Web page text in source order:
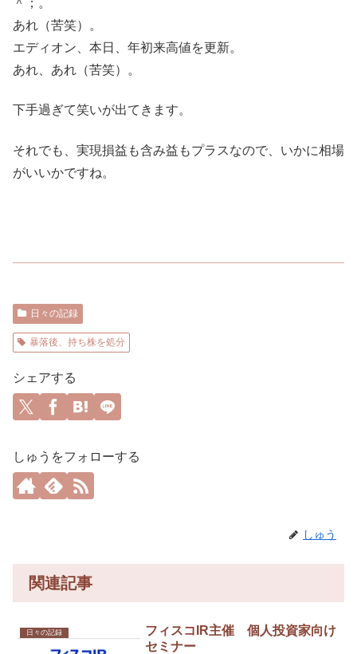
＾；。
あれ（苦笑）。
エディオン、本日、年初来高値を更新。
あれ、あれ（苦笑）。
下手過ぎて笑いが出てきます。
それでも、実現損益も含み益もプラスなので、いかに相場
がいいかですね。
日々の記録
暴落後、持ち株を処分
シェアする
しゅうをフォローする
しゅう
関連記事
日々の記録
フィスコIR主催 個人投資家向け
セミナー